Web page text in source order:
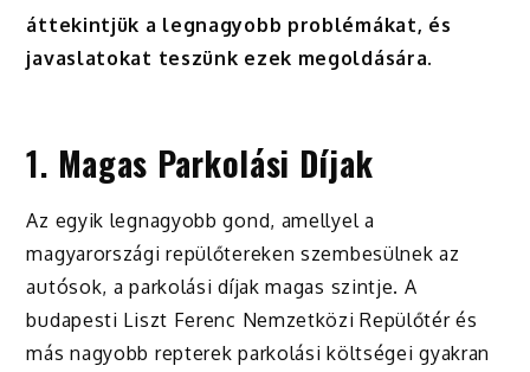
áttekintjük a legnagyobb problémákat, és
javaslatokat teszünk ezek megoldására.
1. Magas Parkolási Díjak
Az egyik legnagyobb gond, amellyel a
magyarországi repülőtereken szembesülnek az
autósok, a parkolási díjak magas szintje. A
budapesti Liszt Ferenc Nemzetközi Repülőtér és
más nagyobb repterek parkolási költségei gyakran